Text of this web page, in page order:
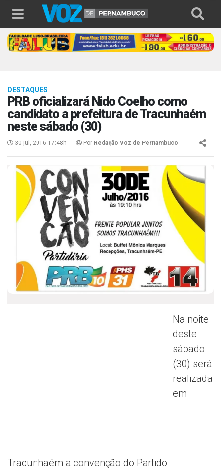
DESTAQUES
PRB oficializará Nido Coelho como
candidato a prefeitura de Tracunhaém
neste sábado (30)
30 jul, 2016 17:48h Por Redação Voz de Pernambuco
Na noite
deste
sábado
(30) será
realizada
em
Tracunhaém a convenção do Partido